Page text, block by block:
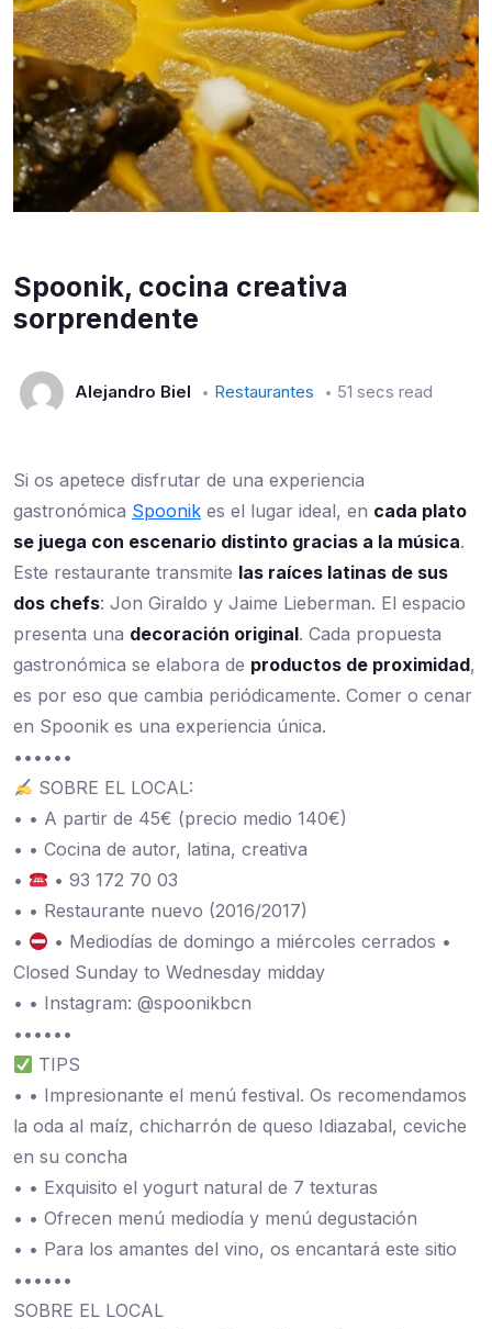
Spoonik, cocina creativa
sorprendente
Alejandro Biel Restaurantes 51 secs read
Si os apetece disfrutar de una experiencia
gastronómica Spoonik es el lugar ideal, en cada plato
se juega con escenario distinto gracias a la música.
Este restaurante transmite las raíces latinas de sus
dos chefs: Jon Giraldo y Jaime Lieberman. El espacio
presenta una decoración original. Cada propuesta
gastronómica se elabora de productos de proximidad,
es por eso que cambia periódicamente. Comer o cenar
en Spoonik es una experiencia única.
••••••
SOBRE EL LOCAL:
• • A partir de 45€ (precio medio 140€)
• • Cocina de autor, latina, creativa
•
• 93 172 70 03
• • Restaurante nuevo (2016/2017)
•
• Mediodías de domingo a miércoles cerrados •
Closed Sunday to Wednesday midday
• • Instagram: @spoonikbcn
••••••
TIPS
• • Impresionante el menú festival. Os recomendamos
la oda al maíz, chicharrón de queso Idiazabal, ceviche
en su concha
• • Exquisito el yogurt natural de 7 texturas
• • Ofrecen menú mediodía y menú degustación
• • Para los amantes del vino, os encantará este sitio
••••••
SOBRE EL LOCAL